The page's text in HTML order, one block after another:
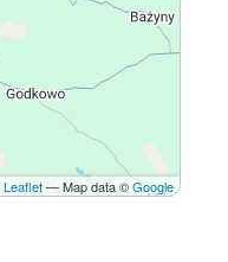
Leaflet— Map data ©Google